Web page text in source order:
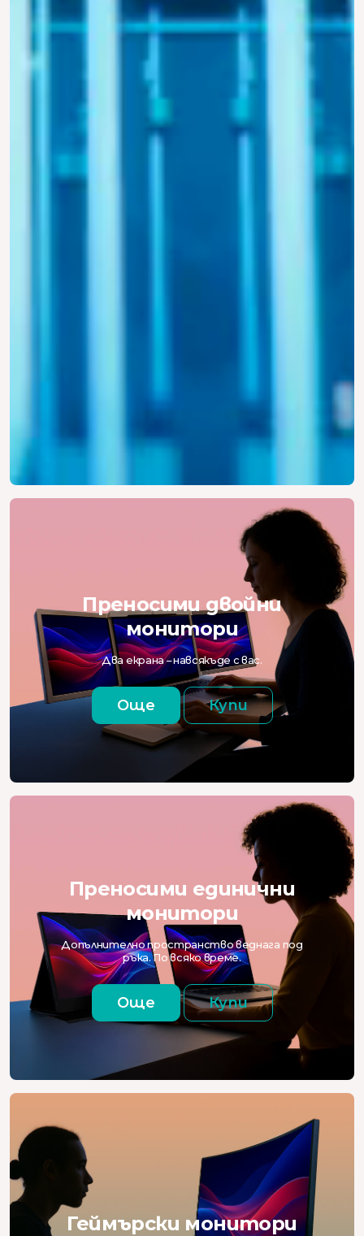
Преносими двойни
монитори
Два екрана – навсякъде с вас.
Още Купи
Преносими единични
монитори
Допълнително пространство веднага под
ръка. По всяко време.
Още Купи
Геймърски монитори